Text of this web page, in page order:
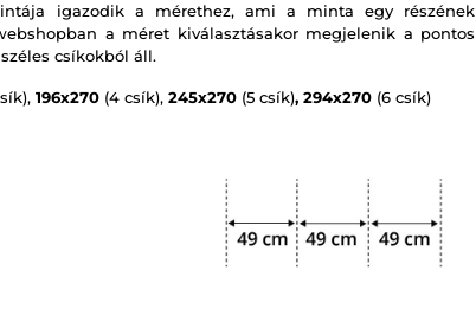
igazodik a mérethez, ami a minta egy részének
a méret kiválasztásakor megjelenik a pontos
csíkokból áll.
196x270 (4 csík), 245x270 (5 csík), 294x270 (6 csík)